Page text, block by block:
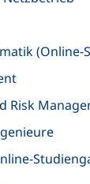
(Online-
Risk